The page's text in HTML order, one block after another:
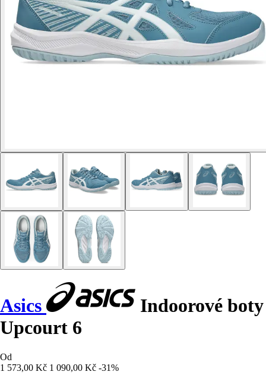
Asics
Indoorové boty
Upcourt 6
Od
1 573,00 Kč 1 090,00 Kč -31%